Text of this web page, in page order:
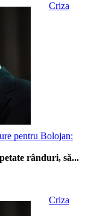
Criza
pentru Bolojan:
rânduri, să...
Criza